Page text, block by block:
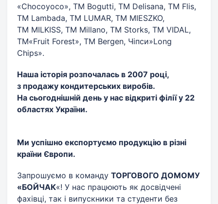
«Chocoyoco», ТМ Bogutti, ТМ Delisana, ТМ Flis,
ТМ Lambada, ТМ LUMAR, ТМ MIESZKO,
ТМ MILKISS, ТМ Millano, ТМ Storks, ТМ VIDAL,
ТМ«Fruit Forest», ТМ Bergen, Чіпси»Long
Chips».
Наша історія розпочалась в 2007 році,
з продажу кондитерських виробів.
На сьогоднішній день у нас відкриті філії у 22
областях України.
Ми успішно експортуємо продукцію в різні
країни Європи.
Запрошуємо в команду ТОРГОВОГО ДОМОМУ
«БОЙЧАК«! У нас працюють як досвідчені
фахівці, так і випускники та студенти без